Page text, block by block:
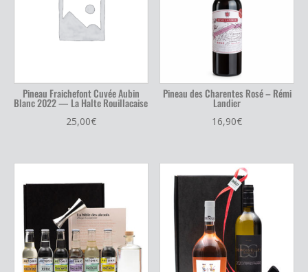
Pineau Fraichefont Cuvée Aubin
Blanc 2022 — La Halte Rouillacaise
25,00€
Pineau des Charentes Rosé – Rémi
Landier
16,90€